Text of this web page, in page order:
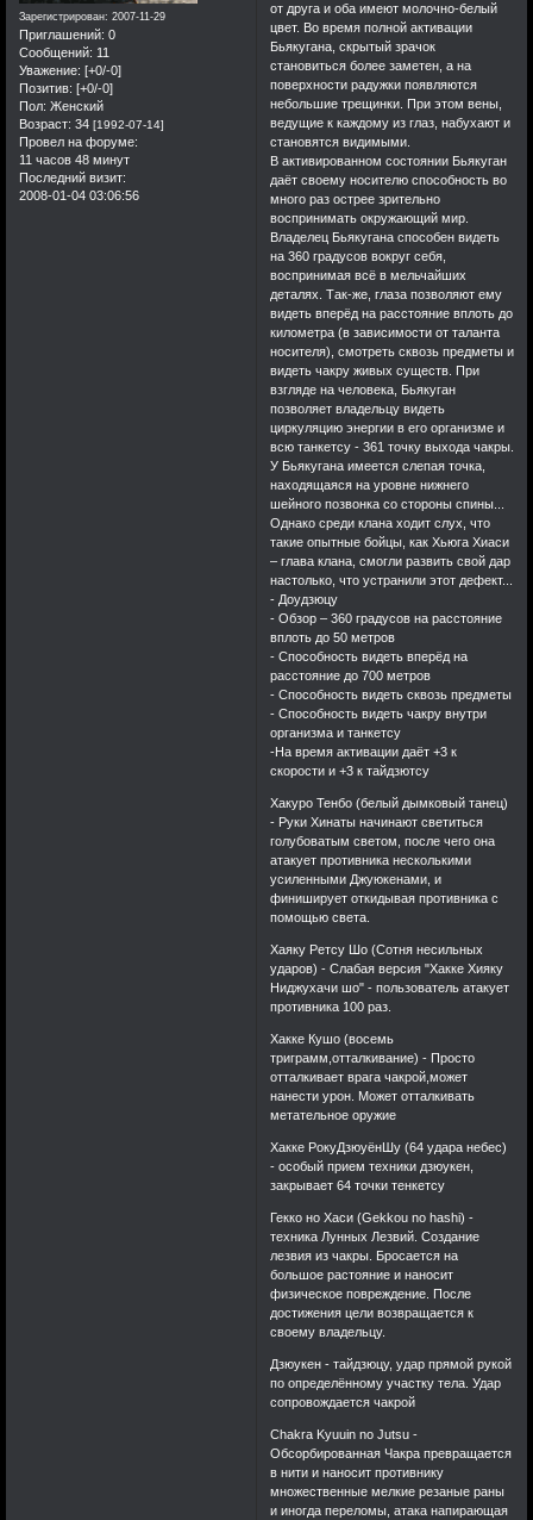
Зарегистрирован: 2007-11-29
Приглашений: 0
Сообщений: 11
Уважение: [+0/-0]
Позитив: [+0/-0]
Пол: Женский
Возраст: 34[1992-07-14]
Провел на форуме:
11 часов 48 минут
Последний визит:
2008-01-04 03:06:56
от друга и оба имеют молочно-белый
цвет. Во время полной активации
Бьякугана, скрытый зрачок
становиться более заметен, а на
поверхности радужки появляются
небольшие трещинки. При этом вены,
ведущие к каждому из глаз, набухают и
становятся видимыми.
В активированном состоянии Бьякуган
даёт своему носителю способность во
много раз острее зрительно
воспринимать окружающий мир.
Владелец Бьякугана способен видеть
на 360 градусов вокруг себя,
воспринимая всё в мельчайших
деталях. Так-же, глаза позволяют ему
видеть вперёд на расстояние вплоть до
километра (в зависимости от таланта
носителя), смотреть сквозь предметы и
видеть чакру живых существ. При
взгляде на человека, Бьякуган
позволяет владельцу видеть
циркуляцию энергии в его организме и
всю танкетсу - 361 точку выхода чакры.
У Бьякугана имеется слепая точка,
находящаяся на уровне нижнего
шейного позвонка со стороны спины...
Однако среди клана ходит слух, что
такие опытные бойцы, как Хьюга Хиаси
– глава клана, смогли развить свой дар
настолько, что устранили этот дефект...
- Доудзюцу
- Обзор – 360 градусов на расстояние
вплоть до 50 метров
- Способность видеть вперёд на
расстояние до 700 метров
- Способность видеть сквозь предметы
- Способность видеть чакру внутри
организма и танкетсу
-На время активации даёт +3 к
скорости и +3 к тайдзютсу
Хакуро Тенбо (белый дымковый танец)
- Руки Хинаты начинают светиться
голубоватым светом, после чего она
атакует противника несколькими
усиленными Джуюкенами, и
финиширует откидывая противника с
помощью света.
Хаяку Ретсу Шо (Сотня несильных
ударов) - Слабая версия "Хакке Хияку
Ниджухачи шо" - пользователь атакует
противника 100 раз.
Хакке Кушо (восемь
триграмм,отталкивание) - Просто
отталкивает врага чакрой,может
нанести урон. Может отталкивать
метательное оружие
Хакке РокуДзюуёнШу (64 удара небес)
- особый прием техники дзюукен,
закрывает 64 точки тенкетсу
Гекко но Хаси (Gekkou no hashi) -
техника Лунных Лезвий. Создание
лезвия из чакры. Бросается на
большое растояние и наносит
физическое повреждение. После
достижения цели возвращается к
своему владельцу.
Дзюукен - тайдзюцу, удар прямой рукой
по определённому участку тела. Удар
сопровождается чакрой
Chakra Kyuuin no Jutsu -
Обсорбированная Чакра превращается
в нити и наносит противнику
множественные мелкие резаные раны
и иногда переломы, атака напирающая